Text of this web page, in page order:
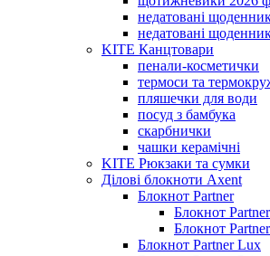
недатовані
недатовані
KITE Канцтовари
пенали-косметички
термоси та
пляшечки для води
посуд з бамбука
скарбнички
чашки керамічні
KITE Рюкзаки та сумки
Ділові блокноти Axent
Блокнот Partner
Блокнот
Блокнот
Блокнот Partner Lux